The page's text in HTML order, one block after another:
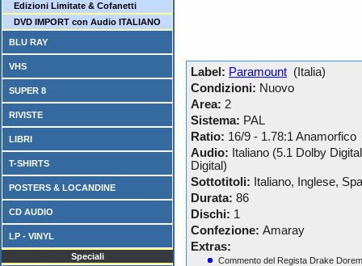
Edizioni Limitate & Cofanetti
DVD IMPORT con Audio ITALIANO
BLU RAY
VHS
SUPER 8
RIVISTE
LIBRI
T-SHIRTS
POSTERS & LOCANDINE
CD AUDIO
LP - VINYL
Speciali
Label: Paramount (Italia)
Condizioni: Nuovo
Area: 2
Sistema: PAL
Ratio: 16/9 - 1.78:1 Anamorfico
Audio: Italiano (5.1 Dolby
Digital)
Sottotitoli: Italiano, Inglese,
Durata: 86
Dischi: 1
Confezione: Amaray
Extras:
Commento del Regista Drake